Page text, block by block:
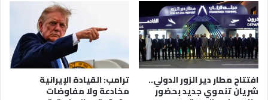
افتتاح مطار دير الزور الدولي..
شريان تنموي جديد بحضور
ترامب: القيادة الإيرانية
مخادعة ولا مفاوضات